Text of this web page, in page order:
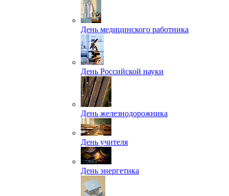
День медицинского работника
День Российской науки
День железнодорожника
День учителя
День энергетика